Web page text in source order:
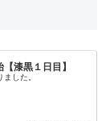
漆黒１日目】
した。